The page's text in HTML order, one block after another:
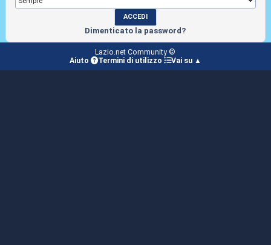
Dimenticato la password?
Lazio.net Community ©
Aiuto
Termini di utilizzo Vai su ▲